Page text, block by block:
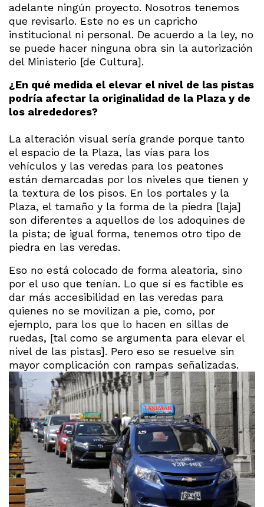
adelante ningún proyecto. Nosotros tenemos
que revisarlo. Este no es un capricho
institucional ni personal. De acuerdo a la ley, no
se puede hacer ninguna obra sin la autorización
del Ministerio [de Cultura].
¿En qué medida el elevar el nivel de las pistas
podría afectar la originalidad de la Plaza y de
los alrededores?
La alteración visual sería grande porque tanto
el espacio de la Plaza, las vías para los
vehículos y las veredas para los peatones
están demarcadas por los niveles que tienen y
la textura de los pisos. En los portales y la
Plaza, el tamaño y la forma de la piedra [laja]
son diferentes a aquellos de los adoquines de
la pista; de igual forma, tenemos otro tipo de
piedra en las veredas.
Eso no está colocado de forma aleatoria, sino
por el uso que tenían. Lo que sí es factible es
dar más accesibilidad en las veredas para
quienes no se movilizan a pie, como, por
ejemplo, para los que lo hacen en sillas de
ruedas, [tal como se argumenta para elevar el
nivel de las pistas]. Pero eso se resuelve sin
mayor complicación con rampas señalizadas.